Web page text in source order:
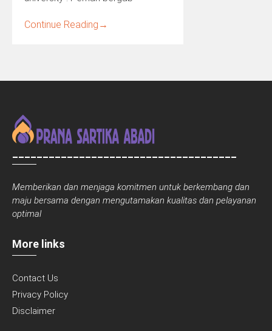
Continue Reading →
Memberikan dan menjaga komitmen untuk berkembang dan
maju bersama dengan mengutamakan kualitas dan pelayanan
optimal
More links
Contact Us
Privacy Policy
Disclaimer